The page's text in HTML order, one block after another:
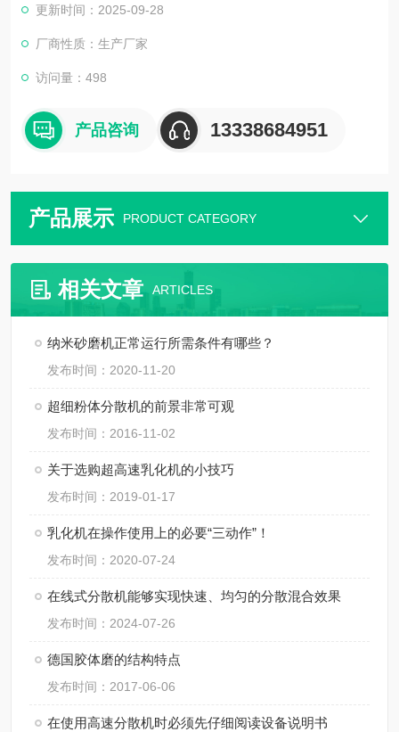
更新时间：2025-09-28
厂商性质：生产厂家
访问量：498
产品咨询 13338684951
产品展示 PRODUCT CATEGORY
相关文章 ARTICLES
纳米砂磨机正常运行所需条件有哪些？
发布时间：2020-11-20
超细粉体分散机的前景非常可观
发布时间：2016-11-02
关于选购超高速乳化机的小技巧
发布时间：2019-01-17
乳化机在操作使用上的必要“三动作”！
发布时间：2020-07-24
在线式分散机能够实现快速、均匀的分散混合效果
发布时间：2024-07-26
德国胶体磨的结构特点
发布时间：2017-06-06
在使用高速分散机时必须先仔细阅读设备说明书